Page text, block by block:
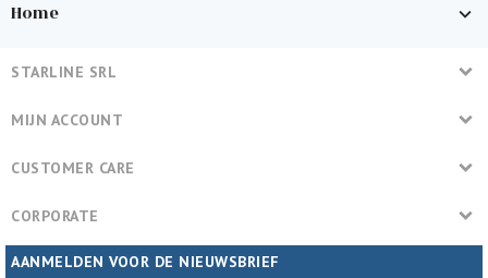
Home
STARLINE SRL
MIJN ACCOUNT
CUSTOMER CARE
CORPORATE
AANMELDEN VOOR DE NIEUWSBRIEF